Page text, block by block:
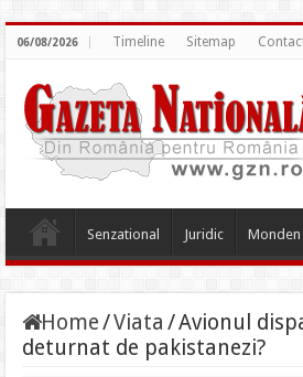
06/08/2026 Timeline Sitemap
Senzational Juridic Monden
Home/Viata /Avionul
deturnat de pakistanezi?